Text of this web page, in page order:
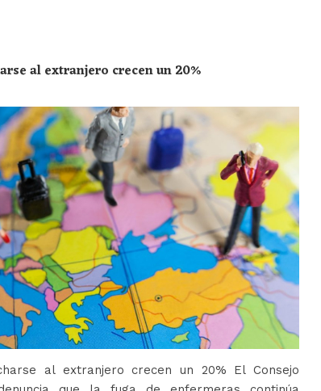
al extranjero crecen un 20%
al extranjero crecen un 20% El Consejo